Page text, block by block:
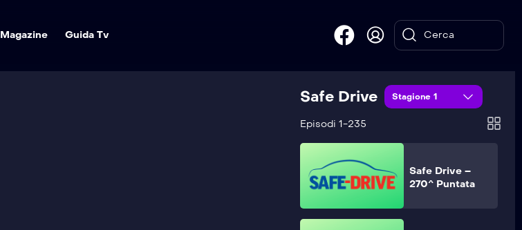
Magazine Guida Tv
Safe Drive Stagione 1
Episodi 1-235
Safe Drive –
272^ Puntata
Safe Drive –
271^ Puntata
Safe Drive –
270^ Puntata